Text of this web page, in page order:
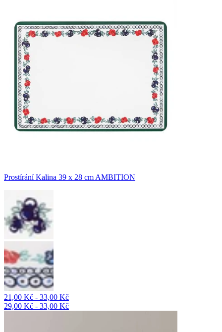
Prostírání Kalina 39 x 28 cm AMBITION
21,00 Kč - 33,00 Kč
29,00 Kč - 33,00 Kč